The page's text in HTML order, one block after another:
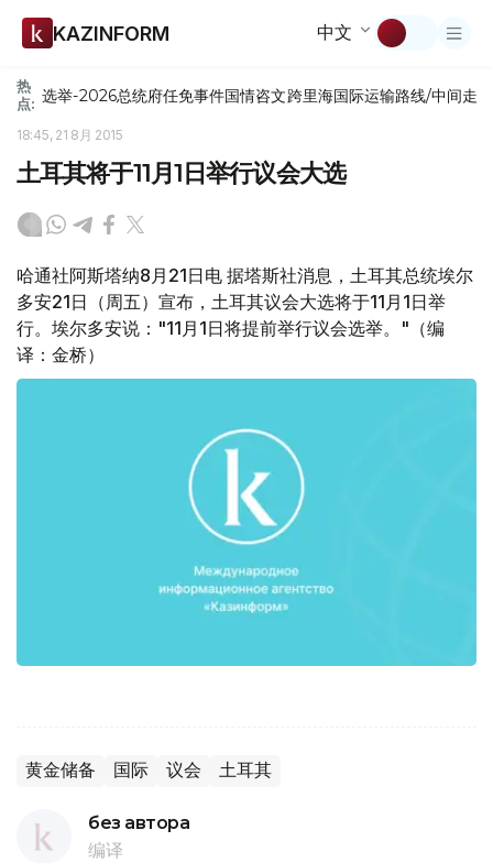
KAZINFORM 中文
热
点: 选举-2026总统府任免事件国情咨文跨里海国际运输路线/中间走廊
18:45, 21 8月 2015
土耳其将于11月1日举行议会大选
哈通社阿斯塔纳8月21日电 据塔斯社消息，土耳其总统埃尔
多安21日（周五）宣布，土耳其议会大选将于11月1日举
行。埃尔多安说："11月1日将提前举行议会选举。"（编
译：金桥）
黄金储备 国际 议会 土耳其
без автора
编译